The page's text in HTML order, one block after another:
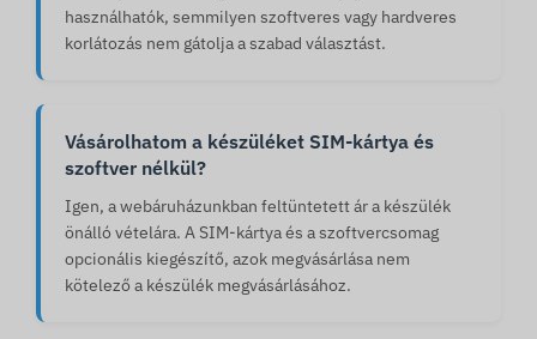
használhatók, semmilyen szoftveres vagy hardveres
korlátozás nem gátolja a szabad választást.
Vásárolhatom a készüléket SIM-kártya és
szoftver nélkül?
Igen, a webáruházunkban feltüntetett ár a készülék
önálló vételára. A SIM-kártya és a szoftvercsomag
opcionális kiegészítő, azok megvásárlása nem
kötelező a készülék megvásárlásához.